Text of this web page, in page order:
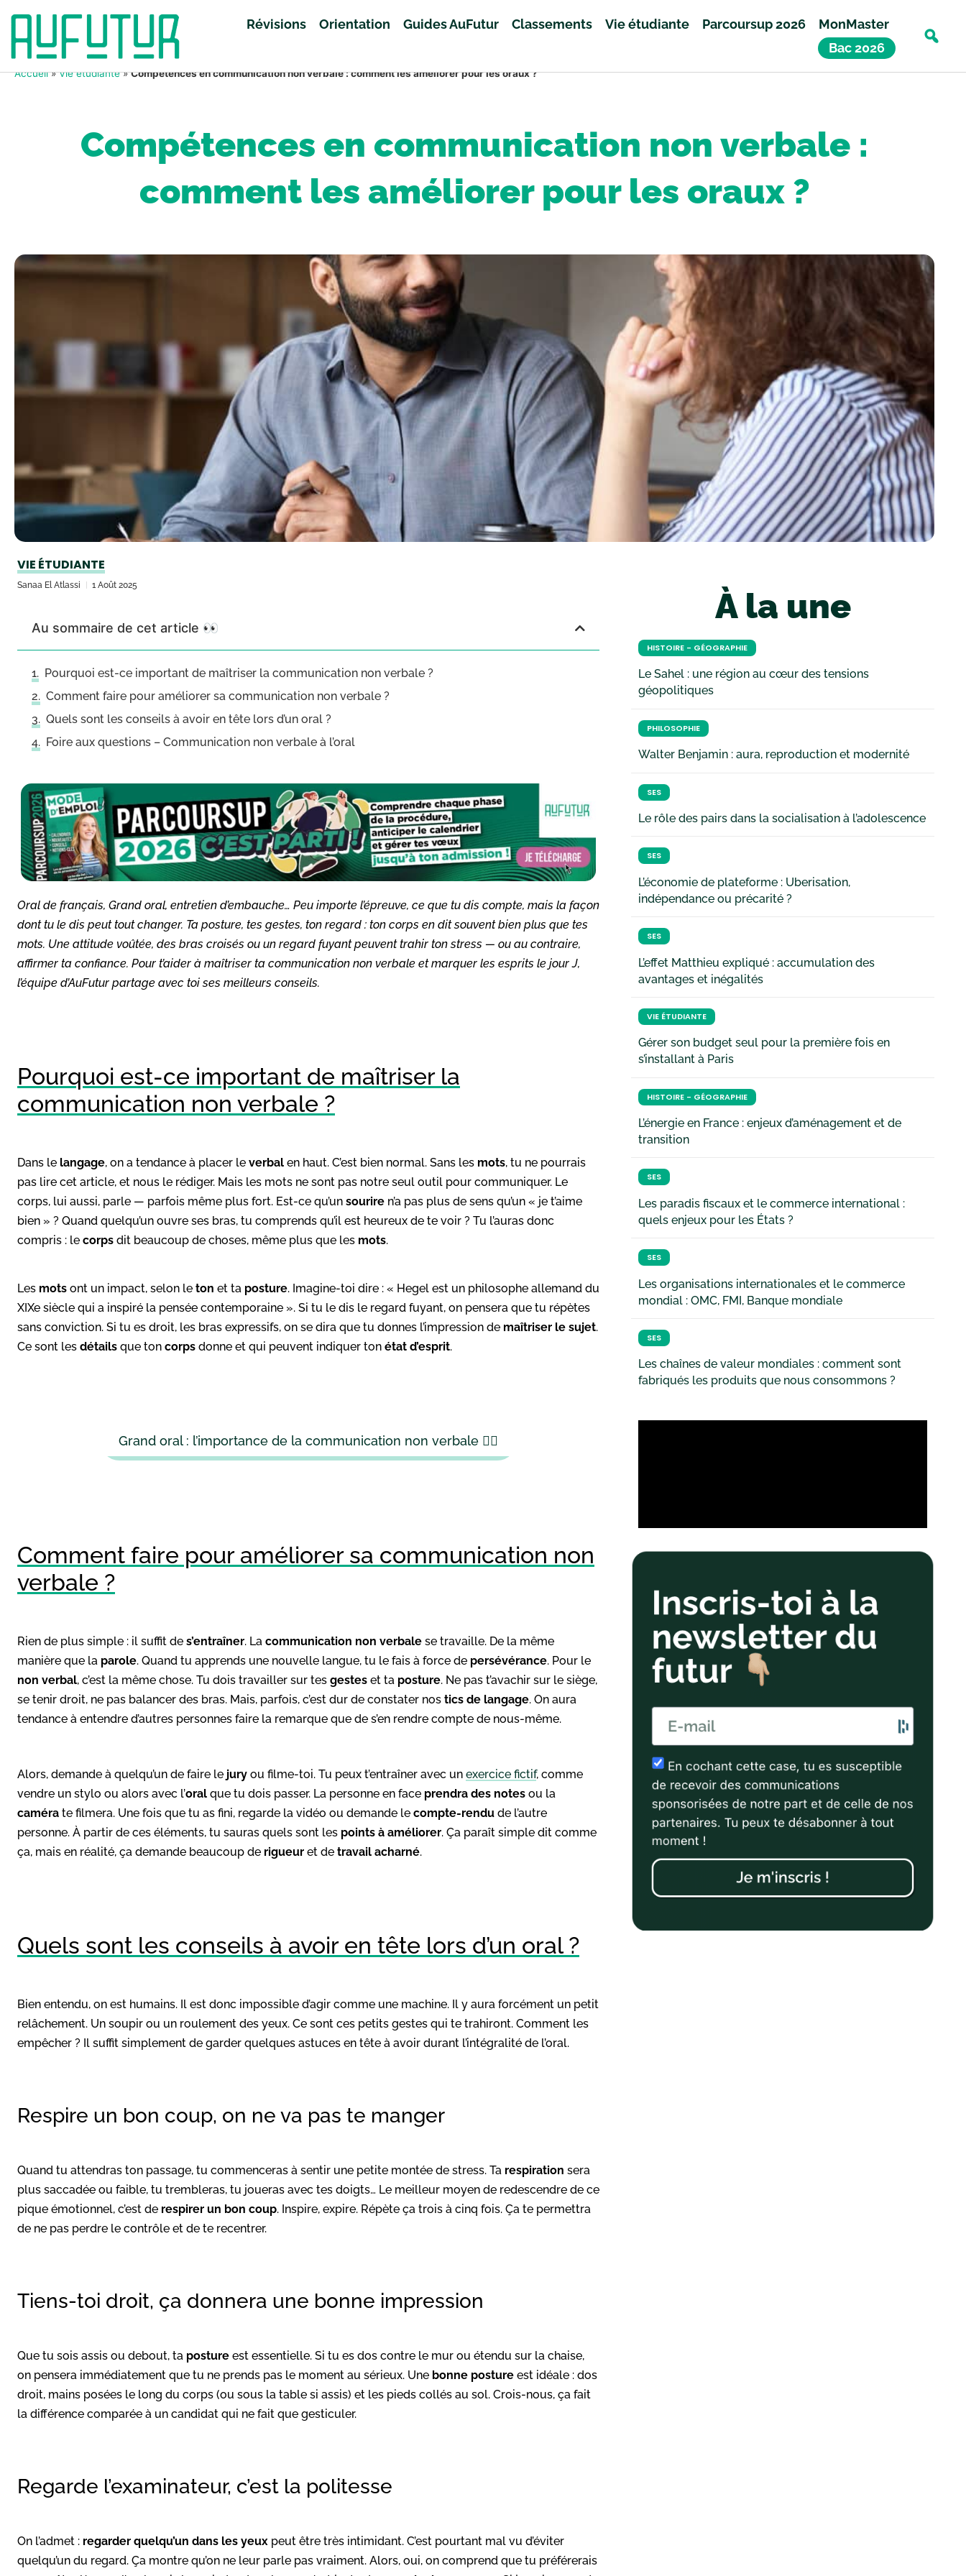
Révisions Orientation Guides AuFutur Classements Vie étudiante Parcoursup 2026
MonMaster
Bac 2026
Accueil»Vie étudiante»Compétences en communication non verbale : comment les améliorer pour les oraux ?
Compétences en communication non verbale :
comment les améliorer pour les oraux ?
VIE ÉTUDIANTE
Sanaa El Atlassi 1 Août 2025
Au sommaire de cet article 👀
Pourquoi est-ce important de maîtriser la communication non verbale ?
Comment faire pour améliorer sa communication non verbale ?
Quels sont les conseils à avoir en tête lors d’un oral ?
Foire aux questions – Communication non verbale à l’oral
Oral de français, Grand oral, entretien d’embauche… Peu importe l’épreuve, ce que tu dis compte, mais la façon
dont tu le dis peut tout changer. Ta posture, tes gestes, ton regard : ton corps en dit souvent bien plus que tes
mots. Une attitude voûtée, des bras croisés ou un regard fuyant peuvent trahir ton stress — ou au contraire,
affirmer ta confiance. Pour t’aider à maîtriser ta communication non verbale et marquer les esprits le jour J,
l’équipe d’AuFutur partage avec toi ses meilleurs conseils.
Pourquoi est-ce important de maîtriser la
communication non verbale ?
Dans le langage, on a tendance à placer le verbal en haut. C’est bien normal. Sans les mots, tu ne pourrais
pas lire cet article, et nous le rédiger. Mais les mots ne sont pas notre seul outil pour communiquer. Le
corps, lui aussi, parle — parfois même plus fort. Est-ce qu’un sourire n’a pas plus de sens qu’un « je t’aime
bien » ? Quand quelqu’un ouvre ses bras, tu comprends qu’il est heureux de te voir ? Tu l’auras donc
compris : le corps dit beaucoup de choses, même plus que les mots.
Les mots ont un impact, selon le ton et ta posture. Imagine-toi dire : « Hegel est un philosophe allemand du
XIXe siècle qui a inspiré la pensée contemporaine ». Si tu le dis le regard fuyant, on pensera que tu répètes
sans conviction. Si tu es droit, les bras expressifs, on se dira que tu donnes l’impression de maîtriser le sujet.
Ce sont les détails que ton corps donne et qui peuvent indiquer ton état d’esprit.
Grand oral : l’importance de la communication non verbale 🙂‍↕️
Comment faire pour améliorer sa communication non
verbale ?
Rien de plus simple : il suffit de s’entraîner. La communication non verbale se travaille. De la même
manière que la parole. Quand tu apprends une nouvelle langue, tu le fais à force de persévérance. Pour le
non verbal, c’est la même chose. Tu dois travailler sur tes gestes et ta posture. Ne pas t’avachir sur le siège,
se tenir droit, ne pas balancer des bras. Mais, parfois, c’est dur de constater nos tics de langage. On aura
tendance à entendre d’autres personnes faire la remarque que de s’en rendre compte de nous-même.
Alors, demande à quelqu’un de faire le jury ou filme-toi. Tu peux t’entraîner avec un exercice fictif, comme
vendre un stylo ou alors avec l’oral que tu dois passer. La personne en face prendra des notes ou la
caméra te filmera. Une fois que tu as fini, regarde la vidéo ou demande le compte-rendu de l’autre
personne. À partir de ces éléments, tu sauras quels sont les points à améliorer. Ça paraît simple dit comme
ça, mais en réalité, ça demande beaucoup de rigueur et de travail acharné.
Quels sont les conseils à avoir en tête lors d’un oral ?
Bien entendu, on est humains. Il est donc impossible d’agir comme une machine. Il y aura forcément un petit
relâchement. Un soupir ou un roulement des yeux. Ce sont ces petits gestes qui te trahiront. Comment les
empêcher ? Il suffit simplement de garder quelques astuces en tête à avoir durant l’intégralité de l’oral.
Respire un bon coup, on ne va pas te manger
Quand tu attendras ton passage, tu commenceras à sentir une petite montée de stress. Ta respiration sera
plus saccadée ou faible, tu trembleras, tu joueras avec tes doigts… Le meilleur moyen de redescendre de ce
pique émotionnel, c’est de respirer un bon coup. Inspire, expire. Répète ça trois à cinq fois. Ça te permettra
de ne pas perdre le contrôle et de te recentrer.
Tiens-toi droit, ça donnera une bonne impression
Que tu sois assis ou debout, ta posture est essentielle. Si tu es dos contre le mur ou étendu sur la chaise,
on pensera immédiatement que tu ne prends pas le moment au sérieux. Une bonne posture est idéale : dos
droit, mains posées le long du corps (ou sous la table si assis) et les pieds collés au sol. Crois-nous, ça fait
la différence comparée à un candidat qui ne fait que gesticuler.
Regarde l’examinateur, c’est la politesse
On l’admet : regarder quelqu’un dans les yeux peut être très intimidant. C’est pourtant mal vu d’éviter
quelqu’un du regard. Ça montre qu’on ne leur parle pas vraiment. Alors, oui, on comprend que tu préférerais
À la une
HISTOIRE - GÉOGRAPHIE
Le Sahel : une région au cœur des tensions
géopolitiques
PHILOSOPHIE
Walter Benjamin : aura, reproduction et modernité
SES
Le rôle des pairs dans la socialisation à l’adolescence
SES
L’économie de plateforme : Uberisation,
indépendance ou précarité ?
SES
L’effet Matthieu expliqué : accumulation des
avantages et inégalités
VIE ÉTUDIANTE
Gérer son budget seul pour la première fois en
s’installant à Paris
HISTOIRE - GÉOGRAPHIE
L’énergie en France : enjeux d’aménagement et de
transition
SES
Les paradis fiscaux et le commerce international :
quels enjeux pour les États ?
SES
Les organisations internationales et le commerce
mondial : OMC, FMI, Banque mondiale
SES
Les chaînes de valeur mondiales : comment sont
fabriqués les produits que nous consommons ?